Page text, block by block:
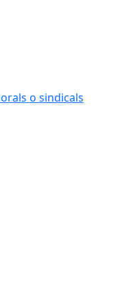
o sindicals